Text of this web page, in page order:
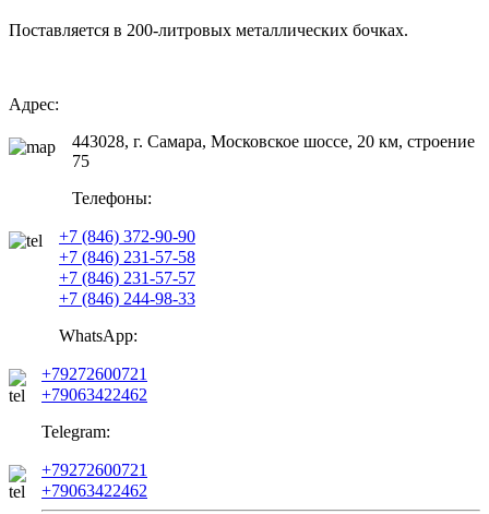
Поставляется в 200-литровых металлических бочках.
Адрес:
443028, г. Самара, Московское шоссе, 20 км, строение
75
Телефоны:
+7 (846) 372-90-90
+7 (846) 231-57-58
+7 (846) 231-57-57
+7 (846) 244-98-33
WhatsApp:
+79272600721
+79063422462
Telegram:
+79272600721
+79063422462